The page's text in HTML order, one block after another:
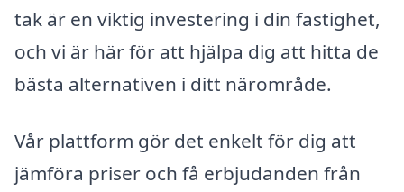
tak är en viktig investering i din fastighet,
och vi är här för att hjälpa dig att hitta de
bästa alternativen i ditt närområde.
Vår plattform gör det enkelt för dig att
jämföra priser och få erbjudanden från